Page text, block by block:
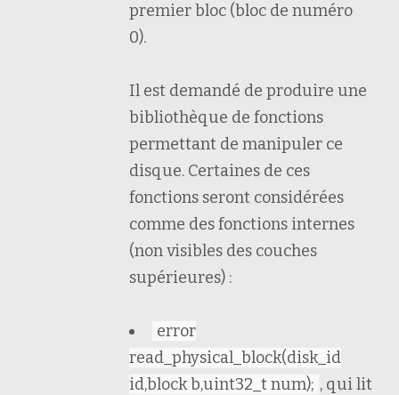
premier bloc (bloc de numéro
0).
Il est demandé de produire une
bibliothèque de fonctions
permettant de manipuler ce
disque. Certaines de ces
fonctions seront considérées
comme des fonctions internes
(non visibles des couches
supérieures) :
error
read_physical_block(disk_id
id,block b,uint32_t num); , qui lit